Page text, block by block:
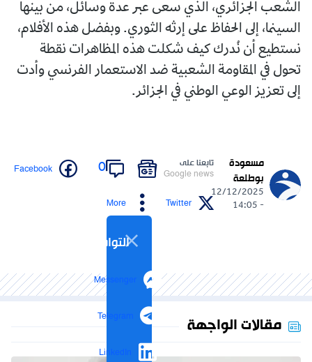
الشعب الجزائري، الذي سعى عبر عدة وسائل، من بينها
السينما، إلى الحفاظ على إرثه الثوري. وبفضل هذه الأفلام،
نستطيع أن نُدرك كيف شكلت هذه المظاهرات نقطة
تحول في المقاومة الشعبية ضد الاستعمار الفرنسي وأدت
إلى تعزيز الوعي الوطني في الجزائر.
مسعودة
بوطلعة
12/12/2025
- 14:05
تابعنا على
Google news
0
Facebook
Twitter
More
التواصل الاجتماعي
Messenger
Telegram
LinkedIn
مقالات الواجهة